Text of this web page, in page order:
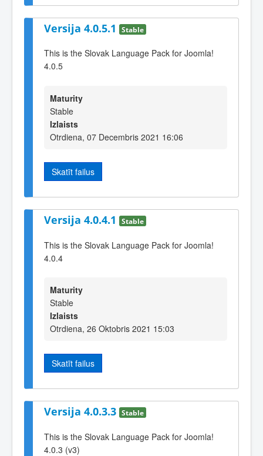
Versija 4.0.5.1 Stable
This is the Slovak Language Pack for Joomla!
4.0.5
Maturity
Stable
Izlaists
Otrdiena, 07 Decembris 2021 16:06
Skatīt failus
Versija 4.0.4.1 Stable
This is the Slovak Language Pack for Joomla!
4.0.4
Maturity
Stable
Izlaists
Otrdiena, 26 Oktobris 2021 15:03
Skatīt failus
Versija 4.0.3.3 Stable
This is the Slovak Language Pack for Joomla!
4.0.3 (v3)